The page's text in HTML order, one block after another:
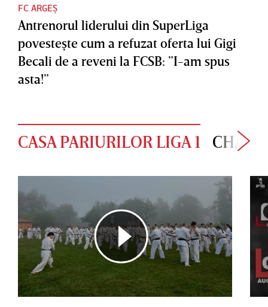
FC ARGEȘ
Antrenorul liderului din SuperLiga
povesteşte cum a refuzat oferta lui Gigi
Becali de a reveni la FCSB: ”I-am spus
asta!”
CASA PARIURILOR LIGA 1